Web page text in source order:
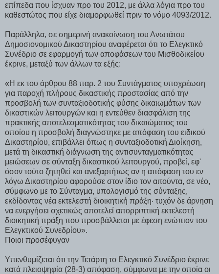
επίπεδα που ίσχυαν προ του 2012, με άλλα λόγια προ του
καθεστώτος που είχε διαμορφωθεί πριν το νόμο 4093/2012.
Παράλληλα, σε σημερινή ανακοίνωση του Ανωτάτου
Δημοσιονομικού Δικαστηρίου αναφέρεται ότι το Ελεγκτικό
Συνέδριο σε εφαρμογή των αποφάσεων του Μισθοδικείου
έκρινε, μεταξύ των άλλων τα εξής:
«Η εκ του άρθρου 88 παρ. 2 του Συντάγματος υποχρέωση
για παροχή πλήρους δικαστικής προστασίας από την
προσβολή των συνταξιοδοτικής φύσης δικαιωμάτων των
δικαστικών λειτουργών και η εντεύθεν διασφάλιση της
πρακτικής αποτελεσματικότητας του δικαιώματος του
οποίου η προσβολή διαγνώστηκε με απόφαση του ειδικού
Δικαστηρίου, επιβάλλει όπως η συνταξιοδοτική Διοίκηση,
μετά τη δικαστική διάγνωση της αντισυνταγματικότητας
μειώσεων σε σύνταξη δικαστικού λειτουργού, προβεί, εφ'
όσον τούτο ζητηθεί και ανεξαρτήτως αν η απόφαση του εν
λόγω Δικαστηρίου αφορούσε στον ίδιο τον αιτούντα, σε νέο,
σύμφωνο με το Σύνταγμα, υπολογισμό της σύνταξης,
εκδίδοντας νέα εκτελεστή διοικητική πράξη· τυχόν δε άρνηση
να ενεργήσει σχετικώς αποτελεί απορριπτική εκτελεστή
διοικητική πράξη που προσβάλλεται με έφεση ενώπιον του
Ελεγκτικού Συνεδρίου».
Ποιοι προσέφυγαν
Υπενθυμίζεται ότι την Τετάρτη το Ελεγκτικό Συνέδριο έκρινε
κατά πλειοψηφία (28-3) απόφαση, σύμφωνα με την οποία οι